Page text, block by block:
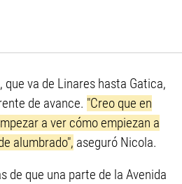
que va de Linares hasta Gatica,
de avance. "Creo que en
a ver cómo empiezan a
alumbrado", aseguró Nicola.
de que una parte de la Avenida